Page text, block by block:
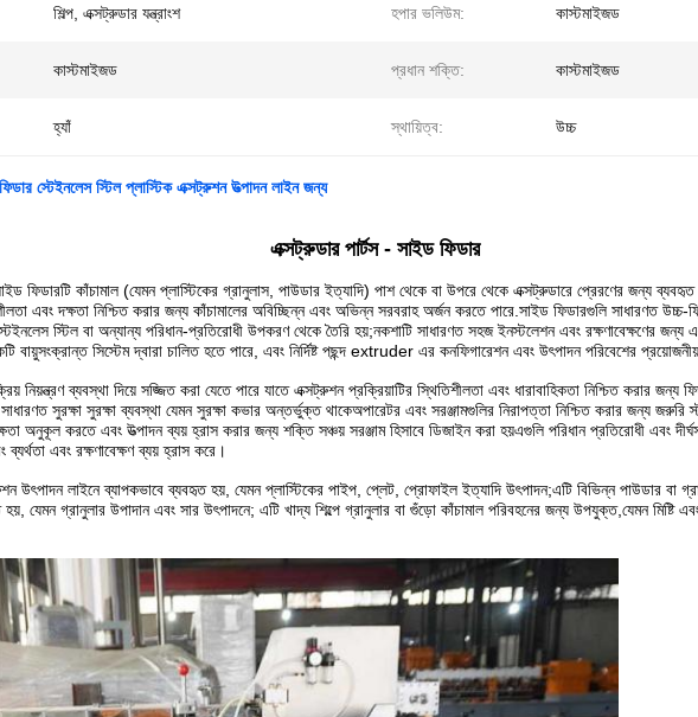
শিল্প, এক্সট্রুডার যন্ত্রাংশ হপার ভলিউম: কাস্টমাইজড
কাস্টমাইজড প্রধান শক্তি: কাস্টমাইজড
হ্যাঁ স্থায়িত্ব: উচ্চ
স্টেইনলেস স্টিল প্লাস্টিক এক্সট্রুশন উত্পাদন লাইন জন্য
এক্সট্রুডার পার্টস - সাইড ফিডার
ফিডারটি কাঁচামাল (যেমন প্লাস্টিকের গ্রানুলাস, পাউডার ইত্যাদি) পাশ থেকে বা উপরে থেকে এক্সট্রুডারে প্রেরণের জন্য
এবং দক্ষতা নিশ্চিত করার জন্য কাঁচামালের অবিচ্ছিন্ন এবং অভিন্ন সরবরাহ অর্জন করতে পারে. সাইড ফিডারগুলি সাধারণত উচ্চ-
স্টিল বা অন্যান্য পরিধান-প্রতিরোধী উপকরণ থেকে তৈরি হয়;নকশাটি সাধারণত সহজ ইনস্টলেশন এবং রক্ষণাবেক্ষণের জন্য
বায়ুসংক্রান্ত সিস্টেম দ্বারা চালিত হতে পারে, এবং নির্দিষ্ট পছন্দ extruder এর কনফিগারেশন এবং উৎপাদন পরিবেশের
নিয়ন্ত্রণ ব্যবস্থা দিয়ে সজ্জিত করা যেতে পারে যাতে এক্সট্রুশন প্রক্রিয়াটির স্থিতিশীলতা এবং ধারাবাহিকতা নিশ্চিত করার জন্য
সুরক্ষা সুরক্ষা ব্যবস্থা যেমন সুরক্ষা কভার অন্তর্ভুক্ত থাকেঅপারেটর এবং সরঞ্জামগুলির নিরাপত্তা নিশ্চিত করার জন্য
অনুকূল করতে এবং উত্পাদন ব্যয় হ্রাস করার জন্য শক্তি সঞ্চয় সরঞ্জাম হিসাবে ডিজাইন করা হয়এগুলি পরিধান প্রতিরোধী এবং
এবং রক্ষণাবেক্ষণ ব্যয় হ্রাস করে।
উৎপাদন লাইনে ব্যাপকভাবে ব্যবহৃত হয়, যেমন প্লাস্টিকের পাইপ, প্লেট, প্রোফাইল ইত্যাদি উৎপাদন;এটি বিভিন্ন পাউডার বা
যেমন গ্রানুলার উপাদান এবং সার উৎপাদনে; এটি খাদ্য শিল্পে গ্রানুলার বা গুঁড়ো কাঁচামাল পরিবহনের জন্য উপযুক্ত,যেমন মিষ্টি